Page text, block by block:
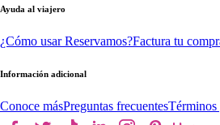
Ayuda al viajero
¿Cómo usar Reservamos?Factura tu
Información adicional
Conoce másPreguntas frecuentes